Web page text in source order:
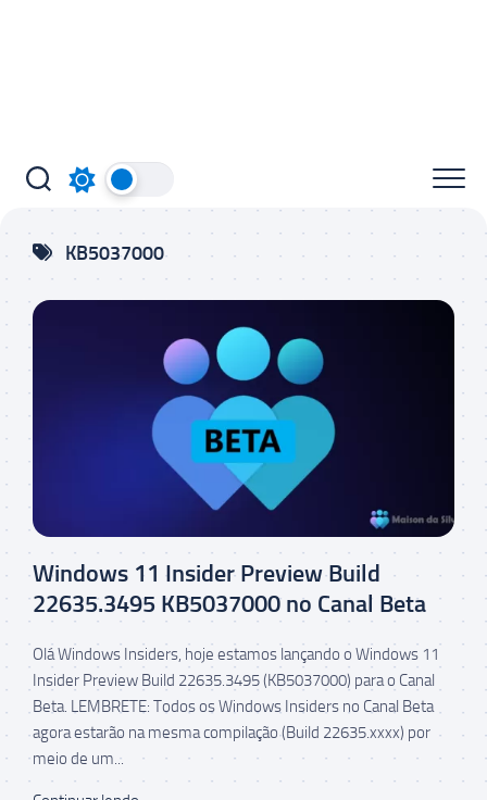
KB5037000
Windows 11 Insider Preview Build
22635.3495 KB5037000 no Canal Beta
Olá Windows Insiders, hoje estamos lançando o Windows 11
Insider Preview Build 22635.3495 (KB5037000) para o Canal
Beta. LEMBRETE: Todos os Windows Insiders no Canal Beta
agora estarão na mesma compilação (Build 22635.xxxx) por
meio de um...